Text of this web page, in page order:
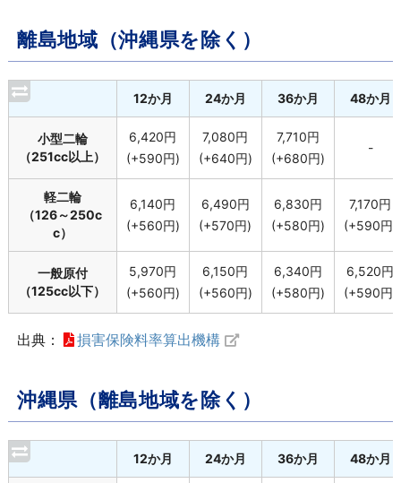
離島地域（沖縄県を除く）
12か月 24か月 36か月 48か月
小型二輪
（251cc以上）
6,420円
(+590円)
7,080円
(+640円)
7,710円
(+680円)
-
軽二輪
（126～250c
c）
6,140円
(+560円)
6,490円
(+570円)
6,830円
(+580円)
7,170円
(+590円)
一般原付
（125cc以下）
5,970円
(+560円)
6,150円
(+560円)
6,340円
(+580円)
6,520円
(+590円)
出典： 損害保険料率算出機構
沖縄県（離島地域を除く）
12か月 24か月 36か月 48か月